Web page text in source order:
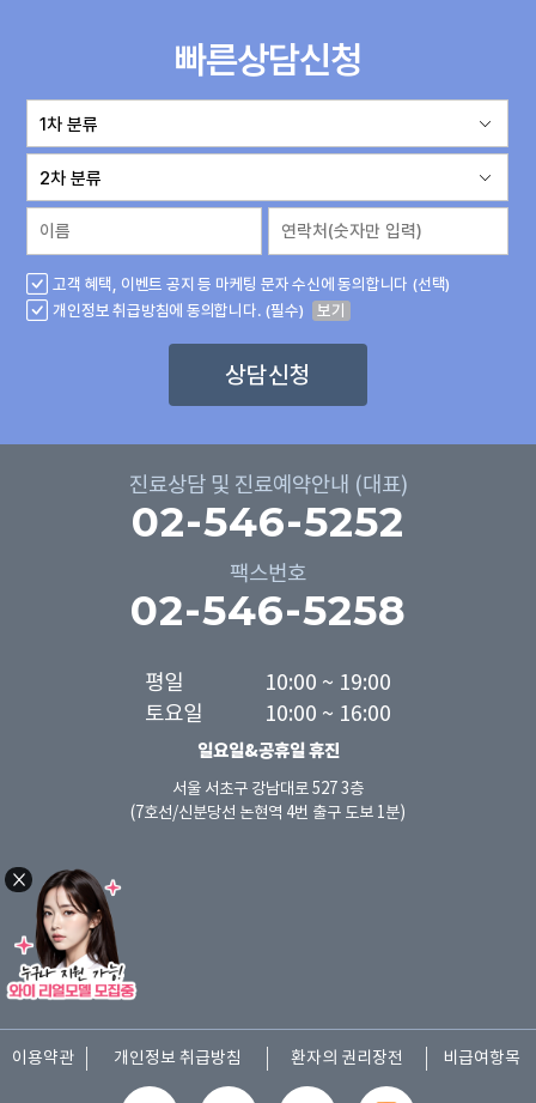
빠른상담신청
고객 혜택, 이벤트 공지 등 마케팅 문자 수신에 동의합니다 (선택)
개인정보 취급방침에 동의합니다. (필수)
보기
상담신청
진료상담 및 진료예약안내 (대표)
02-546-5252
팩스번호
02-546-5258
평일
토요일
10:00 ~ 19:00
10:00 ~ 16:00
일요일&공휴일 휴진
서울 서초구 강남대로 527 3층
(7호선/신분당선 논현역 4번 출구 도보 1분)
이용약관 개인정보 취급방침 환자의 권리장전 비급여항목